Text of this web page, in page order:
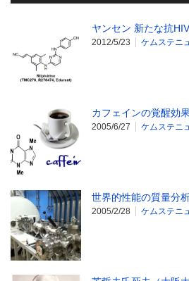
ヤンセン 新たな抗
2012/5/23 ケムステニ
カフェインの覚醒効
2005/6/27 ケムステニ
世界的性能の質量分
2005/2/28 ケムステニ